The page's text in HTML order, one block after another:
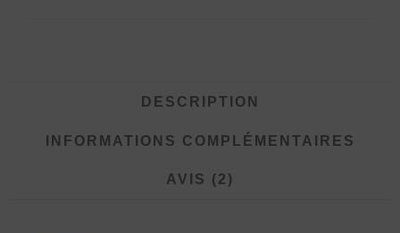
DESCRIPTION
INFORMATIONS COMPLÉMENTAIRES
AVIS (2)